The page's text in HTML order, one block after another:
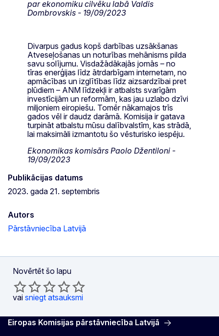
par ekonomiku cilvēku labā Valdis
Dombrovskis - 19/09/2023
Divarpus gadus kopš darbības uzsākšanas
Atveseļošanas un noturības mehānisms pilda
savu solījumu. Visdažādākajās jomās – no
tīras enerģijas līdz ātrdarbīgam internetam, no
apmācības un izglītības līdz aizsardzībai pret
plūdiem – ANM līdzekļi ir atbalsts svarīgām
investīcijām un reformām, kas jau uzlabo dzīvi
miljoniem eiropiešu. Tomēr nākamajos trīs
gados vēl ir daudz darāmā. Komisija ir gatava
turpināt atbalstu mūsu dalībvalstīm, kas strādā,
lai maksimāli izmantotu šo vēsturisko iespēju.
Ekonomikas komisārs Paolo Džentiloni -
19/09/2023
Publikācijas datums
2023. gada 21. septembris
Autors
Pārstāvniecība Latvijā
Novērtēt šo lapu
vai sniegt atsauksmi
Eiropas Komisijas pārstāvniecība Latvijā